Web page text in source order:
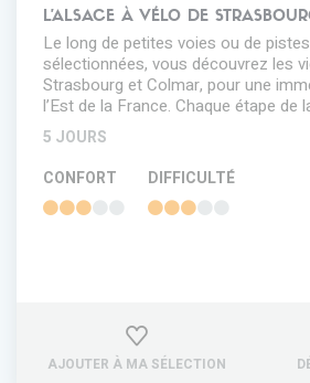
L'ALSACE À VÉLO DE
Le long de petites voies ou de
sélectionnées, vous découvrez les
Strasbourg et Colmar, pour une
l’Est de la France. Chaque étape de
5 JOURS
CONFORT
DIFFICULTÉ
AJOUTER À MA SÉLECTION